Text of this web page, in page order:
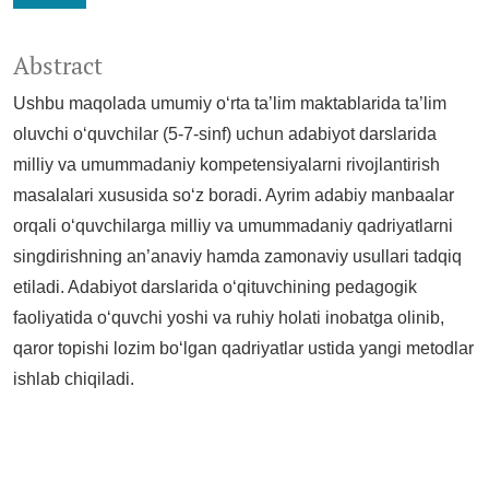
Abstract
Ushbu maqolada umumiy o‘rta ta’lim maktablarida ta’lim
oluvchi o‘quvchilar (5-7-sinf) uchun adabiyot darslarida
milliy va umummadaniy kompetensiyalarni rivojlantirish
masalalari xususida so‘z boradi. Ayrim adabiy manbaalar
orqali o‘quvchilarga milliy va umummadaniy qadriyatlarni
singdirishning an’anaviy hamda zamonaviy usullari tadqiq
etiladi. Adabiyot darslarida o‘qituvchining pedagogik
faoliyatida o‘quvchi yoshi va ruhiy holati inobatga olinib,
qaror topishi lozim bo‘lgan qadriyatlar ustida yangi metodlar
ishlab chiqiladi.